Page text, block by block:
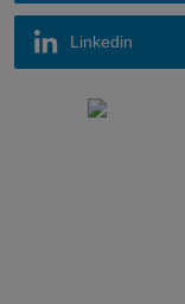
Linkedin